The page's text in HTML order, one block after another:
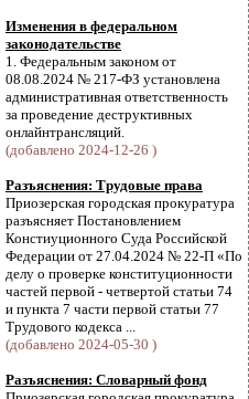
Изменения в федеральном
законодательстве
1. Федеральным законом от
08.08.2024 № 217-ФЗ установлена
административная ответственность
за проведение деструктивных
онлайнтрансляций.
(добавлено 2024-12-26 )
Разъяснения: Трудовые права
Приозерская городская прокуратура
разъясняет Постановлением
Констиуционного Суда Российской
Федерации от 27.04.2024 № 22-П «По
делу о проверке конституционности
частей первой - четвертой статьи 74
и пункта 7 части первой статьи 77
Трудового кодекса ...
(добавлено 2024-05-30 )
Разъяснения: Словарный фонд